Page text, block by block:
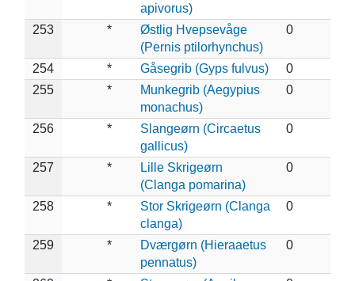
apivorus)
253 *
Østlig Hvepsevåge
(Pernis ptilorhynchus)
0
254 * Gåsegrib (Gyps fulvus)
0
255
*
Munkegrib (Aegypius
monachus)
0
256 *
Slangeørn (Circaetus
gallicus)
0
257 *
Lille Skrigeørn
(Clanga pomarina)
0
258 *
Stor Skrigeørn (Clanga
clanga)
0
259 *
Dværgørn (Hieraaetus
pennatus)
0